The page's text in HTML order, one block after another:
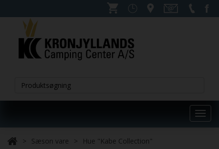
Sæson vare Hue "Kabe Collection"